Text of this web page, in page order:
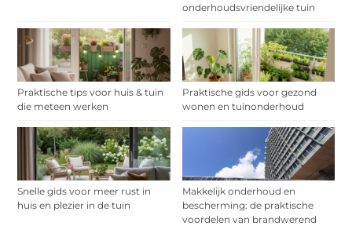
onderhoudsvriendelijke tuin
Praktische tips voor huis & tuin
die meteen werken
Praktische gids voor gezond
wonen en tuinonderhoud
Snelle gids voor meer rust in
huis en plezier in de tuin
Makkelijk onderhoud en
bescherming: de praktische
voordelen van brandwerend